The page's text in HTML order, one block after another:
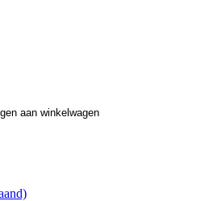
aan winkelwagen